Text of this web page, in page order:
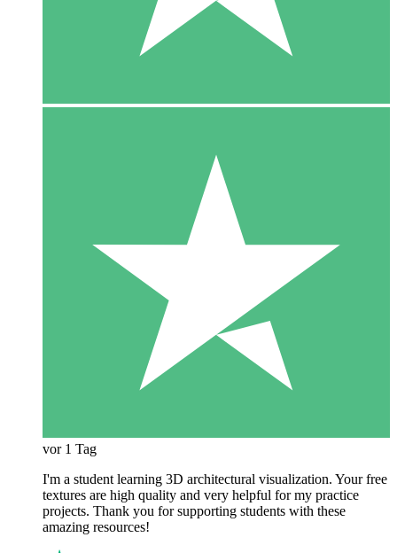
vor 1 Tag
I'm a student learning 3D architectural visualization. Your free
textures are high quality and very helpful for my practice
projects. Thank you for supporting students with these
amazing resources!